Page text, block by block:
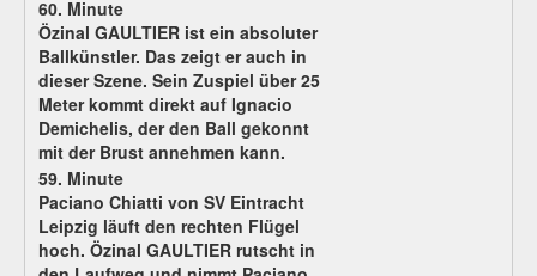
60. Minute
Özinal GAULTIER ist ein absoluter
Ballkünstler. Das zeigt er auch in
dieser Szene. Sein Zuspiel über 25
Meter kommt direkt auf Ignacio
Demichelis, der den Ball gekonnt
mit der Brust annehmen kann.
59. Minute
Paciano Chiatti von SV Eintracht
Leipzig läuft den rechten Flügel
hoch. Özinal GAULTIER rutscht in